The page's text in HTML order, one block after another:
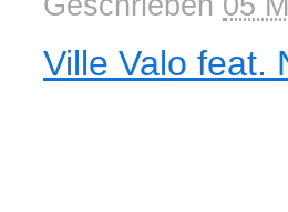
Ville Valo feat.